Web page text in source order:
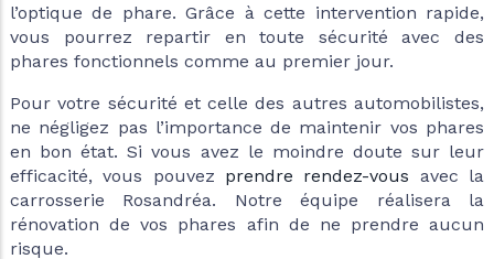
l’optique de phare. Grâce à cette intervention rapide,
vous pourrez repartir en toute sécurité avec des
phares fonctionnels comme au premier jour.
Pour votre sécurité et celle des autres automobilistes,
ne négligez pas l’importance de maintenir vos phares
en bon état. Si vous avez le moindre doute sur leur
efficacité, vous pouvez prendre rendez-vous avec la
carrosserie Rosandréa. Notre équipe réalisera la
rénovation de vos phares afin de ne prendre aucun
risque.